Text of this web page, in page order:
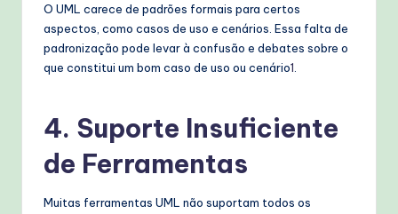
o
d
O UML carece de padrões formais para certos
aspectos, como casos de uso e cenários. Essa falta de
padronização pode levar à confusão e debates sobre o
que constitui um bom caso de uso ou cenário1
4. Suporte Insuficiente
de Ferramentas
Muitas ferramentas UML não suportam todos os